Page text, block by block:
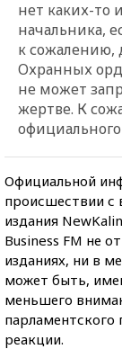
нет каких-то
начальника,
к сожалению,
Охранных
не может
жертве. К
официального
Официальной
происшествии с
издания
Business FM не
изданиях, ни в
может быть,
меньшего
реакции.